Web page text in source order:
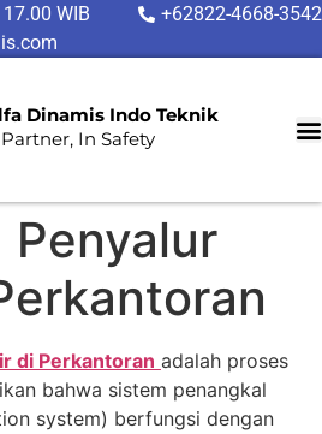
WIB
+62822-4668-3542
Dinamis Indo Teknik
In Safety
Penyalur
di Perkantoran adalah proses
bahwa sistem penangkal
system) berfungsi dengan